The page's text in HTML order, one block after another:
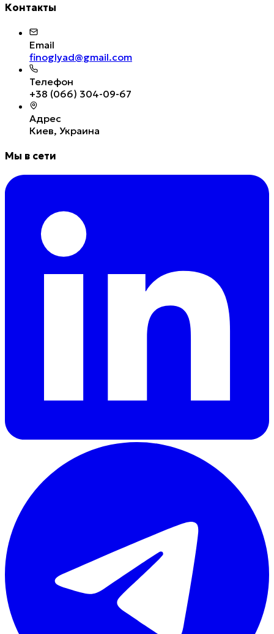
Контакты
Email
finoglyad@gmail.com
Телефон
+38 (066) 304-09-67
Адрес
Киев, Украина
Мы в сети